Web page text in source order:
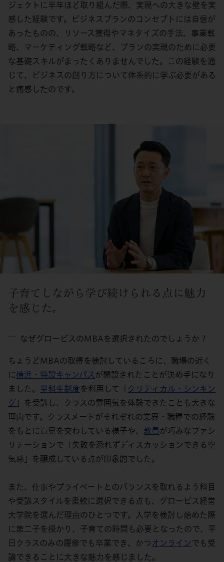
ジェクトに半年ほど取り組んだ際、実現への大きな壁を実
感した経験です。ビジネスプランのコンセプトには自信が
あったものの、リソース獲得やマネタイズの手法、事業戦
略、マーケティング戦略など、プランの実現のために必要
な基礎スキルがまったくありませんでした。この経験を通
じて、ビジネスの創り方について体系的に学ぶ必要がある
と痛感したのです。
子育てしながら学び続けられる点に魅力
を感じた。
なぜグロービスのMBAを選択されたのでしょうか？
ちょうどMBAの取得を検討しているころに、職場の近く
に横浜・特設キャンパス が開設されたことが決め手になり
ました。 単科生制度を利用して「
クリティカル・シンキン
グ 」を受講し、クラスの雰囲気を体験できたことも大きな
理由です。クラスメートがそれぞれの業界・職種での経験
をもとに意見を交わしている様子や、 教員 が巧みなファシ
リテーションで「失敗を恐れずディスカッションできる空
気感」を醸成している点が印象的でした。
また、仕事やプライベートとのバランスを取れるよう科目
や受講スタイルを柔軟に選択できる点も、グロービス経営
大学院を選んだ理由のひとつです。入学を検討し始めた際
に第二子を授かり、子育ての時間も必要となったので、平
日クラスのみの履修でも卒業でき、かつ オンライン でも受
講できることに大きな魅力を感じました。